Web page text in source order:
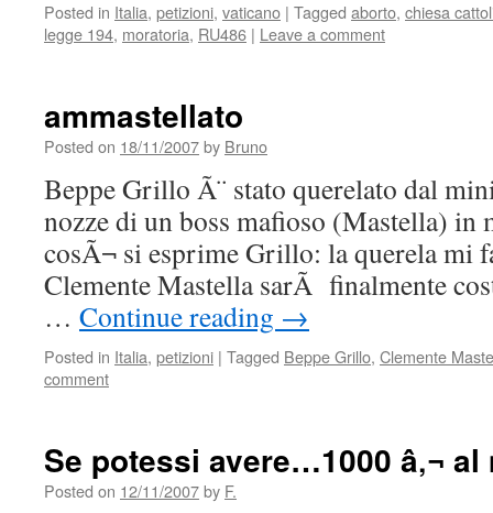
Posted in Italia, petizioni, vaticano | Tagged aborto, chiesa
legge 194, moratoria, RU486 | Leave a comment
ammastellato
Posted on 18/11/2007by Bruno
Beppe Grillo Ã¨ stato querelato dal
nozze di un boss mafioso (Mastella) in
cosÃ¬ si esprime Grillo: la querela mi
Clemente Mastella sarÃ finalmente
… Continue reading →
Posted in Italia, petizioni | Tagged Beppe Grillo, Clemente
comment
Se potessi avere…1000 â‚¬
Posted on 12/11/2007by F.